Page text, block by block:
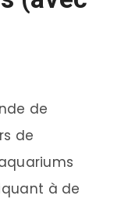
de
de
à de